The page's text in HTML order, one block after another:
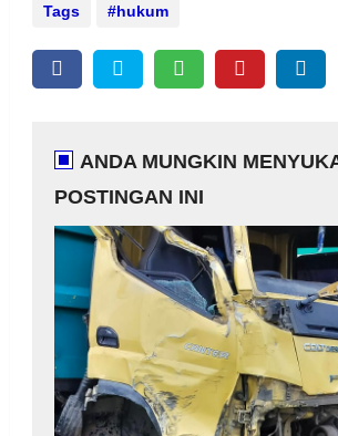
Tags hukum
ANDA MUNGKIN
POSTINGAN INI